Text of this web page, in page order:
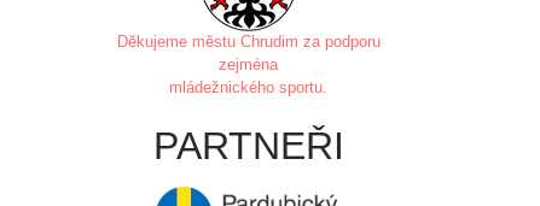
Děkujeme městu Chrudim za podporu
zejména
mládežnického sportu.
PARTNEŘI